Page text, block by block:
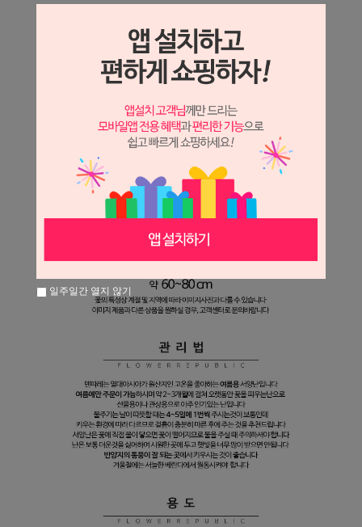
일주일간 열지 않기